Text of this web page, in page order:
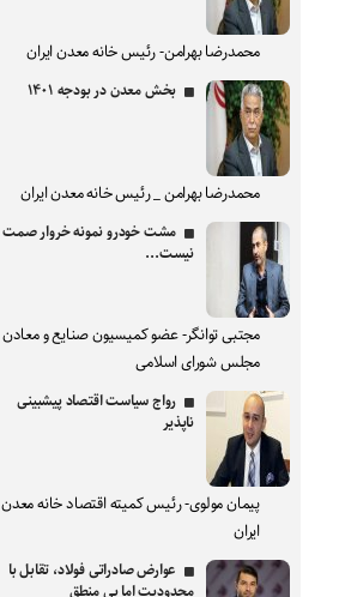
محمدرضا بهرامن- رئیس خانه معدن ایران
بخش معدن در بودجه ۱۴۰۱
محمدرضا بهرامن _ رئیس خانه معدن ایران
مشت خودرو نمونه خروار صمت
نیست...
مجتبی توانگر- عضو کمیسیون صنایع و معادن
مجلس شورای اسلامی
رواج سیاست اقتصاد پیشبینی
ناپذیر
پیمان مولوی- رئیس کمیته اقتصاد خانه معدن
ایران
عوارض صادراتی فولاد، تقابل با
محدودیت اما بی منطق